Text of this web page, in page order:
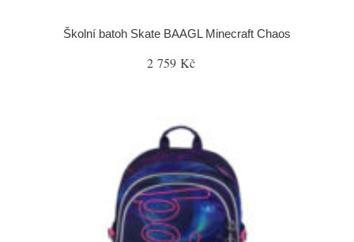
Školní batoh Skate BAAGL Minecraft Chaos
2 759 Kč